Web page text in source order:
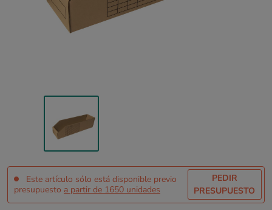
Este artículo sólo está disponible previo
presupuesto a partir de 1650 unidades
PEDIR
PRESUPUESTO